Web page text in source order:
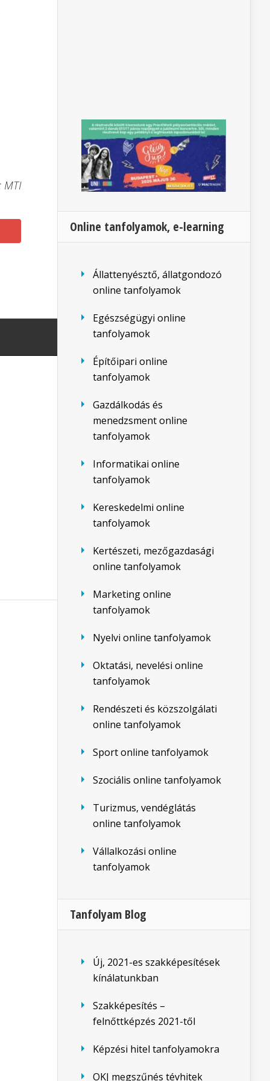
MTI
Online tanfolyamok, e-learning
Állattenyésztő, állatgondozó
online tanfolyamok
Egészségügyi online
tanfolyamok
Építőipari online
tanfolyamok
Gazdálkodás és
menedzsment online
tanfolyamok
Informatikai online
tanfolyamok
Kereskedelmi online
tanfolyamok
Kertészeti, mezőgazdasági
online tanfolyamok
Marketing online
tanfolyamok
Nyelvi online tanfolyamok
Oktatási, nevelési online
tanfolyamok
Rendészeti és közszolgálati
online tanfolyamok
Sport online tanfolyamok
Szociális online tanfolyamok
Turizmus, vendéglátás
online tanfolyamok
Vállalkozási online
tanfolyamok
Tanfolyam Blog
Új, 2021-es szakképesítések
kínálatunkban
Szakképesítés –
felnőttképzés 2021-től
Képzési hitel tanfolyamokra
OKJ megszűnés tévhitek